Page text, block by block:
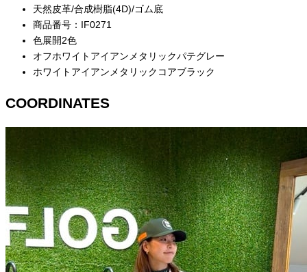
天然皮革/合成樹脂(4D)/ゴム底
商品番号：IF0271
色展開2色
オフホワイトアイアンメタリックパテグレー
ホワイトアイアンメタリックコアブラック
COORDINATES